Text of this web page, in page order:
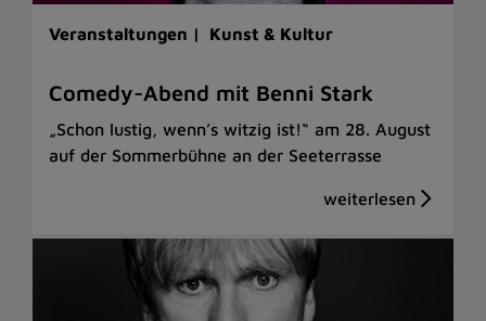
Veranstaltungen | Kunst & Kultur
Comedy-Abend mit Benni Stark
„Schon lustig, wenn’s witzig ist!“ am 28. August
auf der Sommerbühne an der Seeterrasse